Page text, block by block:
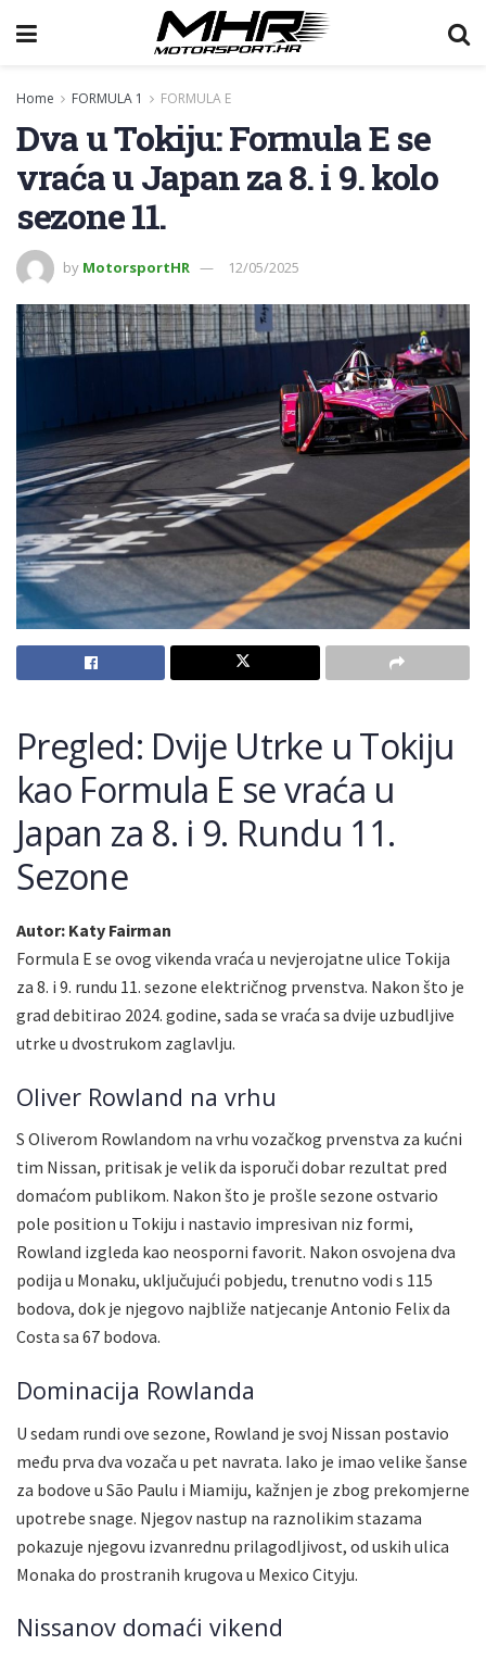
Home FORMULA 1 FORMULA E
Dva u Tokiju: Formula E se
vraća u Japan za 8. i 9. kolo
sezone 11.
by MotorsportHR 12/05/2025
Pregled: Dvije Utrke u Tokiju
kao Formula E se vraća u
Japan za 8. i 9. Rundu 11.
Sezone
Autor: Katy Fairman
Formula E se ovog vikenda vraća u nevjerojatne ulice Tokija
za 8. i 9. rundu 11. sezone električnog prvenstva. Nakon što je
grad debitirao 2024. godine, sada se vraća sa dvije uzbudljive
utrke u dvostrukom zaglavlju.
Oliver Rowland na vrhu
S Oliverom Rowlandom na vrhu vozačkog prvenstva za kućni
tim Nissan, pritisak je velik da isporuči dobar rezultat pred
domaćom publikom. Nakon što je prošle sezone ostvario
pole position u Tokiju i nastavio impresivan niz formi,
Rowland izgleda kao neosporni favorit. Nakon osvojena dva
podija u Monaku, uključujući pobjedu, trenutno vodi s 115
bodova, dok je njegovo najbliže natjecanje Antonio Felix da
Costa sa 67 bodova.
Dominacija Rowlanda
U sedam rundi ove sezone, Rowland je svoj Nissan postavio
među prva dva vozača u pet navrata. Iako je imao velike šanse
za bodove u São Paulu i Miamiju, kažnjen je zbog prekomjerne
upotrebe snage. Njegov nastup na raznolikim stazama
pokazuje njegovu izvanrednu prilagodljivost, od uskih ulica
Monaka do prostranih krugova u Mexico Cityju.
Nissanov domaći vikend